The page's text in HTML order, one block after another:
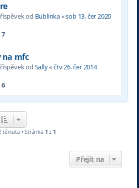
od Bublinka«sob 13. čer 2020
7
na mfc
od Sally«čtv 26. čer 2014
6
témata • Stránka 1 z 1
Přejít na